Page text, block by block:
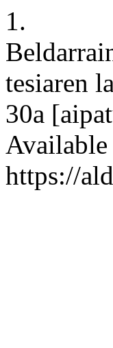
1.
tesiaren
30a
Available
https://